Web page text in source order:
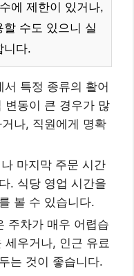
에 제한이 있거나,
수도 있으니 실
니다.
특정 종류의 활어
변동이 큰 경우가 많
나, 직원에게 명확
마지막 주문 시간
. 식당 영업 시간을
볼 수 있습니다.
주차가 매우 어렵습
세우거나, 인근 유료
는 것이 좋습니다.